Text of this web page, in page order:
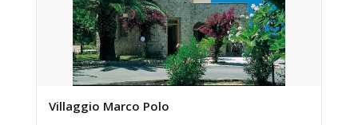
Villaggio Marco Polo